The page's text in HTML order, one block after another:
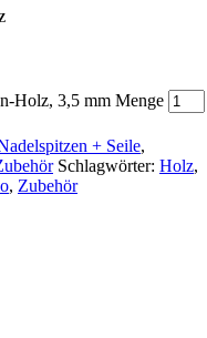
Holz, 3,5 mm Menge
+ Seile,
Schlagwörter: Holz,
, Zubehör